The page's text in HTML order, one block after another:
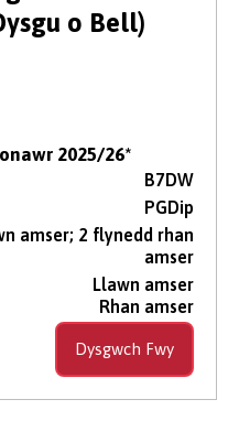
o Bell)
2025/26*
B7DW
PGDip
amser; 2 flynedd rhan
amser
Llawn amser
Rhan amser
Dysgwch Fwy